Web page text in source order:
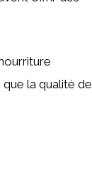
la qualité de